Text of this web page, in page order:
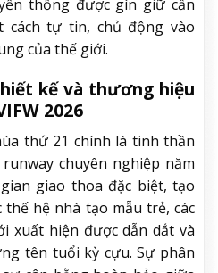
thống được gìn giữ cẩn
cách tự tin, chủ động vào
của thế giới.
kế và thương hiệu
2026
thứ 21 chính là tinh thần
runway chuyên nghiệp năm
giao thoa đặc biệt, tạo
thế hệ nhà tạo mẫu trẻ, các
xuất hiện được dẫn dắt và
tên tuổi kỳ cựu. Sự phân